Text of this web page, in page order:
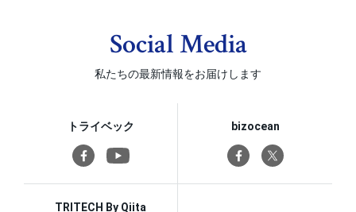
Social Media
私たちの最新情報をお届けします
トライベック bizocean
TRITECH By Qiita